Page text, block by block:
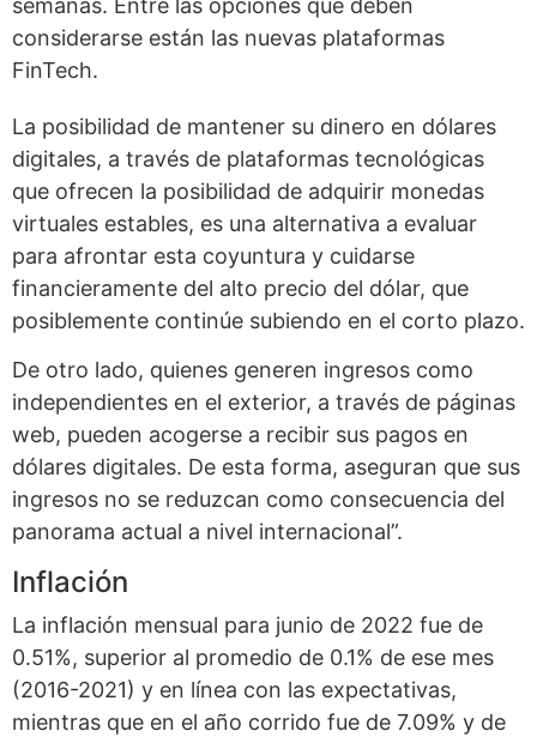
semanas. Entre las opciones que deben
considerarse están las nuevas plataformas
FinTech.
La posibilidad de mantener su dinero en dólares
digitales, a través de plataformas tecnológicas
que ofrecen la posibilidad de adquirir monedas
virtuales estables, es una alternativa a evaluar
para afrontar esta coyuntura y cuidarse
financieramente del alto precio del dólar, que
posiblemente continúe subiendo en el corto plazo.
De otro lado, quienes generen ingresos como
independientes en el exterior, a través de páginas
web, pueden acogerse a recibir sus pagos en
dólares digitales. De esta forma, aseguran que sus
ingresos no se reduzcan como consecuencia del
panorama actual a nivel internacional”.
Inflación
La inflación mensual para junio de 2022 fue de
0.51%, superior al promedio de 0.1% de ese mes
(2016-2021) y en línea con las expectativas,
mientras que en el año corrido fue de 7.09% y de